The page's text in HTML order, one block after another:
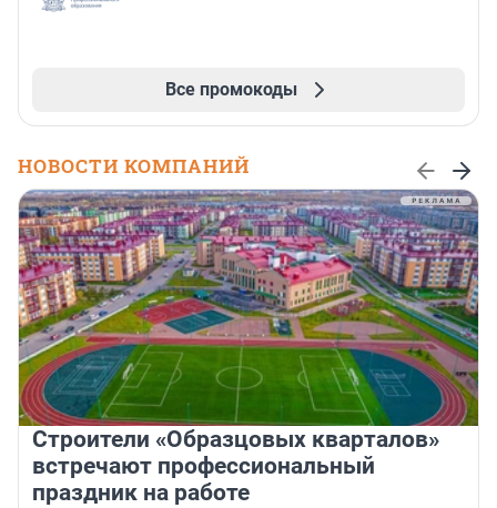
Все промокоды
НОВОСТИ КОМПАНИЙ
Строители «Образцовых кварталов»
встречают профессиональный
праздник на работе